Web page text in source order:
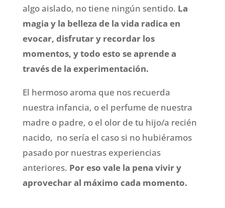
algo aislado, no tiene ningún sentido. La
magia y la belleza de la vida radica en
evocar, disfrutar y recordar los
momentos, y todo esto se aprende a
través de la experimentación.
El hermoso aroma que nos recuerda
nuestra infancia, o el perfume de nuestra
madre o padre, o el olor de tu hijo/a recién
nacido, no sería el caso si no hubiéramos
pasado por nuestras experiencias
anteriores. Por eso vale la pena vivir y
aprovechar al máximo cada momento.